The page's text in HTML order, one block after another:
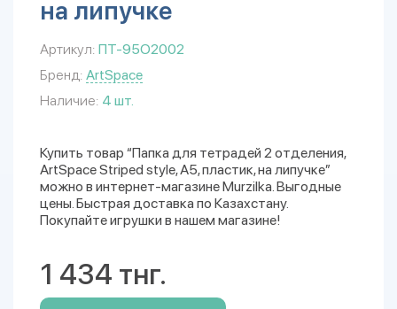
на липучке
Артикул: ПТ-95О2002
Бренд: ArtSpace
Наличие: 4 шт.
Купить товар “Папка для тетрадей 2 отделения,
ArtSpace Striped style, А5, пластик, на липучке”
можно в интернет-магазине Murzilka. Выгодные
цены. Быстрая доставка по Казахстану.
Покупайте игрушки в нашем магазине!
1 434 тнг.